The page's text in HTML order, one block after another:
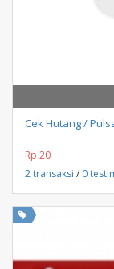
Cek Hutang /
Rp 20
2 transaksi / 0